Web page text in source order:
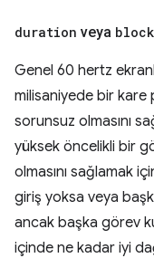
duration veya
Genel 60 hertz
milisaniyede bir kare
sorunsuz olmasını
yüksek öncelikli bir
olmasını sağlamak
giriş yoksa veya
ancak başka görev
içinde ne kadar iyi